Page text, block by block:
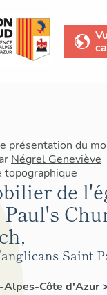
présentation du
Négrel Geneviève
topographique
de
Saint
Alpes-Côte d'Azur